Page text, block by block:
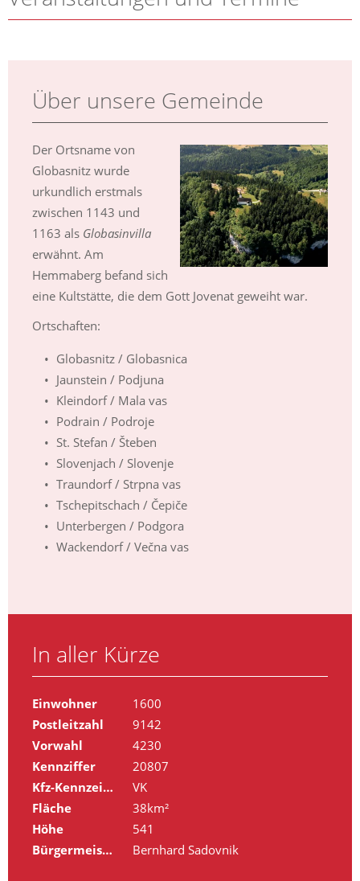
Über unsere Gemeinde
Der Ortsname von
Globasnitz wurde
urkundlich erstmals
zwischen 1143 und
1163 als Globasinvilla
erwähnt. Am
Hemmaberg befand sich
eine Kultstätte, die dem Gott Jovenat geweiht war.
Ortschaften:
Globasnitz / Globasnica
Jaunstein / Podjuna
Kleindorf / Mala vas
Podrain / Podroje
St. Stefan / Šteben
Slovenjach / Slovenje
Traundorf / Strpna vas
Tschepitschach / Čepiče
Unterbergen / Podgora
Wackendorf / Večna vas
In aller Kürze
Einwohner
1600
Postleitzahl
9142
Vorwahl
4230
Kennziffer
20807
Kfz-Kennzeichen
VK
Fläche
38km²
Höhe
541
Bürgermeister
Bernhard Sadovnik